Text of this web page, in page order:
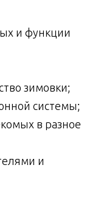
и функции
зимовки;
системы;
в разное
и